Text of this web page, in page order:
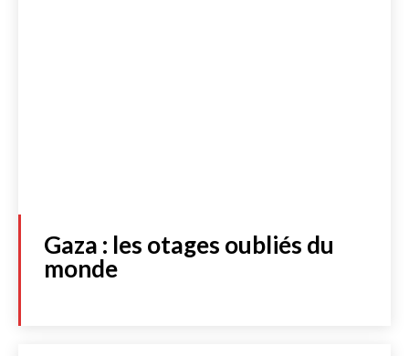
Gaza : les otages oubliés du
monde